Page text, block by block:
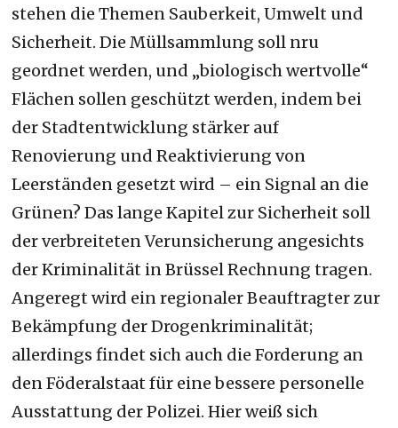
stehen die Themen Sauberkeit, Umwelt und
Sicherheit. Die Müllsammlung soll nru
geordnet werden, und „biologisch wertvolle“
Flächen sollen geschützt werden, indem bei
der Stadtentwicklung stärker auf
Renovierung und Reaktivierung von
Leerständen gesetzt wird – ein Signal an die
Grünen? Das lange Kapitel zur Sicherheit soll
der verbreiteten Verunsicherung angesichts
der Kriminalität in Brüssel Rechnung tragen.
Angeregt wird ein regionaler Beauftragter zur
Bekämpfung der Drogenkriminalität;
allerdings findet sich auch die Forderung an
den Föderalstaat für eine bessere personelle
Ausstattung der Polizei. Hier weiß sich